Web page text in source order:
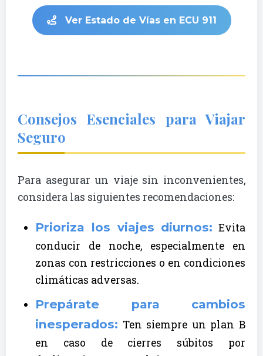
Ver Estado de Vías en ECU 911
Consejos Esenciales para Viajar
Seguro
Para asegurar un viaje sin inconvenientes,
considera las siguientes recomendaciones:
Prioriza los viajes diurnos: Evita
conducir de noche, especialmente en
zonas con restricciones o en condiciones
climáticas adversas.
Prepárate para cambios
inesperados: Ten siempre un plan B
en caso de cierres súbitos por